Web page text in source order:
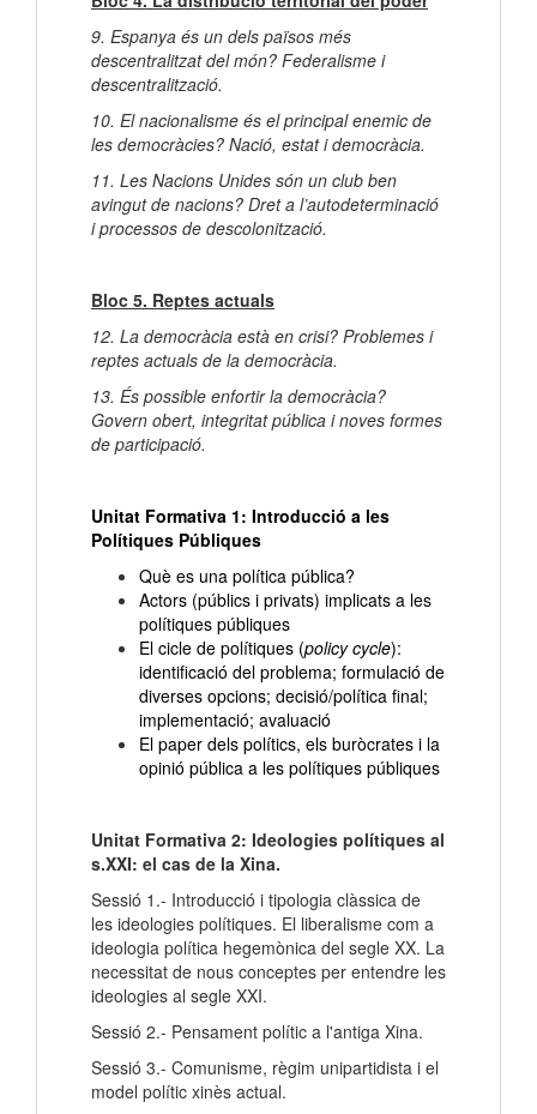
9. Espanya és un dels països més
descentralitzat del món? Federalisme i
descentralització.
10. El nacionalisme és el principal enemic de
les democràcies? Nació, estat i democràcia.
11. Les Nacions Unides són un club ben
avingut de nacions? Dret a l’autodeterminació
i processos de descolonització.
Bloc 5. Reptes actuals
12. La democràcia està en crisi? Problemes i
reptes actuals de la democràcia.
13. És possible enfortir la democràcia?
Govern obert, integritat pública i noves formes
de participació.
Unitat Formativa 1: Introducció a les
Polítiques Públiques
Què es una política pública?
Actors (públics i privats) implicats a les
polítiques públiques
El cicle de polítiques (policy cycle):
identificació del problema; formulació de
diverses opcions; decisió/política final;
implementació; avaluació
El paper dels polítics, els buròcrates i la
opinió pública a les polítiques públiques
Unitat Formativa 2: Ideologies polítiques al
s.XXI: el cas de la Xina.
Sessió 1.- Introducció i tipologia clàssica de
les ideologies polítiques. El liberalisme com a
ideologia política hegemònica del segle XX. La
necessitat de nous conceptes per entendre les
ideologies al segle XXI.
Sessió 2.- Pensament polític a l'antiga Xina.
Sessió 3.- Comunisme, règim unipartidista i el
model polític xinès actual.